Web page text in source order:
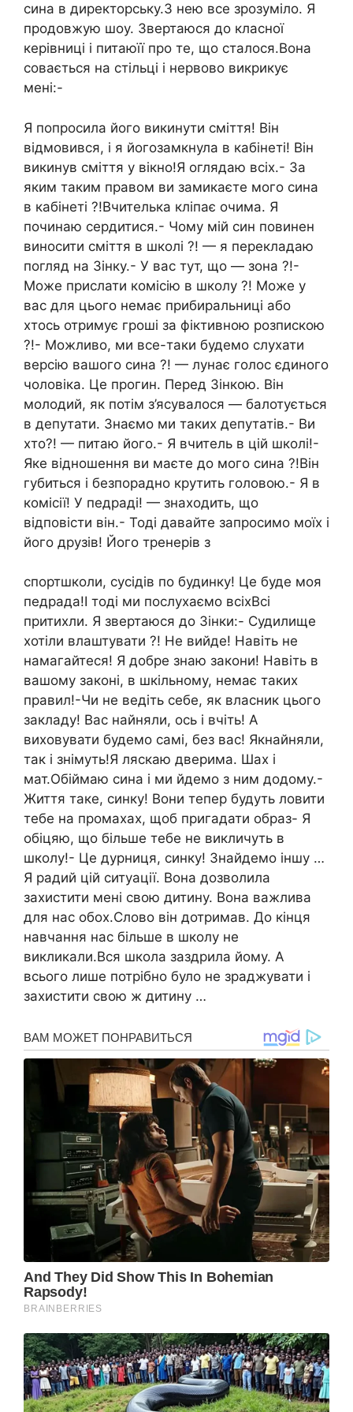
сина в директорську.З нею все зрозуміло. Я
продовжую шоу. Звертаюся до класної
керівниці і питаюїї про те, що сталося.Вона
совається на стільці і нервово викрикує
мені:-
Я попросила його викинути сміття! Він
відмовився, і я йогозамкнула в кабінеті! Він
викинув сміття у вікно!Я оглядаю всіх.- За
яким таким правом ви замикаєте мого сина
в кабінеті ?!Вчителька кліпає очима. Я
починаю сердитися.- Чому мій син повинен
виносити сміття в школі ?! — я перекладаю
погляд на Зінку.- У вас тут, що — зона ?!-
Може прислати комісію в школу ?! Може y
вас для цього немає прибиральниці або
хтось отримує гроші за фіктивною розпискою
?!- Можливо, ми все-таки будемо слухати
версію вашого сина ?! — лунає голос єдиного
чоловіка. Це прогин. Перед Зінкою. Він
молодий, як потім з’ясувалося — балотується
в депутати. Знаємо ми таких депутатів.- Ви
хто?! — питаю його.- Я вчитель в цій школі!-
Яке відношення ви маєте до мого сина ?!Він
губиться і безпорадно крутить головою.- Я в
комісії! У педраді! — знаходить, що
відповісти він.- Тоді давайте запросимо моїх і
його друзів! Його тренерів з
спортшколи, сусідів по будинку! Це буде моя
педрада!І тоді ми послухаємо всіхВсі
притихли. Я звертаюся до Зінки:- Судилище
хотіли влаштувати ?! Не вийде! Навіть не
намагайтеся! Я добре знаю закони! Навіть в
вашому законі, в шкільному, немає таких
правил!-Чи не ведіть себе, як власник цього
закладу! Вас найняли, ось і вчіть! А
виховувати будемо самі, без вас! Якнайняли,
так і знімуть!Я ляскаю дверима. Шах і
мат.Обіймаю сина і ми йдемо з ним додому.-
Життя таке, синку! Вони тепер будуть ловити
тебе на промахах, щоб пригадати образ- Я
обіцяю, що більше тебе не викличуть в
школу!- Це дурниця, синку! Знайдемо іншу …
Я радий цій ситуації. Вона дозволила
захистити мені свою дитину. Вона важлива
для нас обох.Слово він дотримав. До кінця
навчання нас більше в школу не
викликали.Вся школа заздрила йому. А
всього лише потрібно було не зраджувати і
захистити свою ж дитину …